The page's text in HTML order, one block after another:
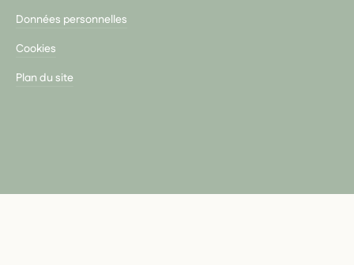
Données personnelles
Cookies
Plan du site